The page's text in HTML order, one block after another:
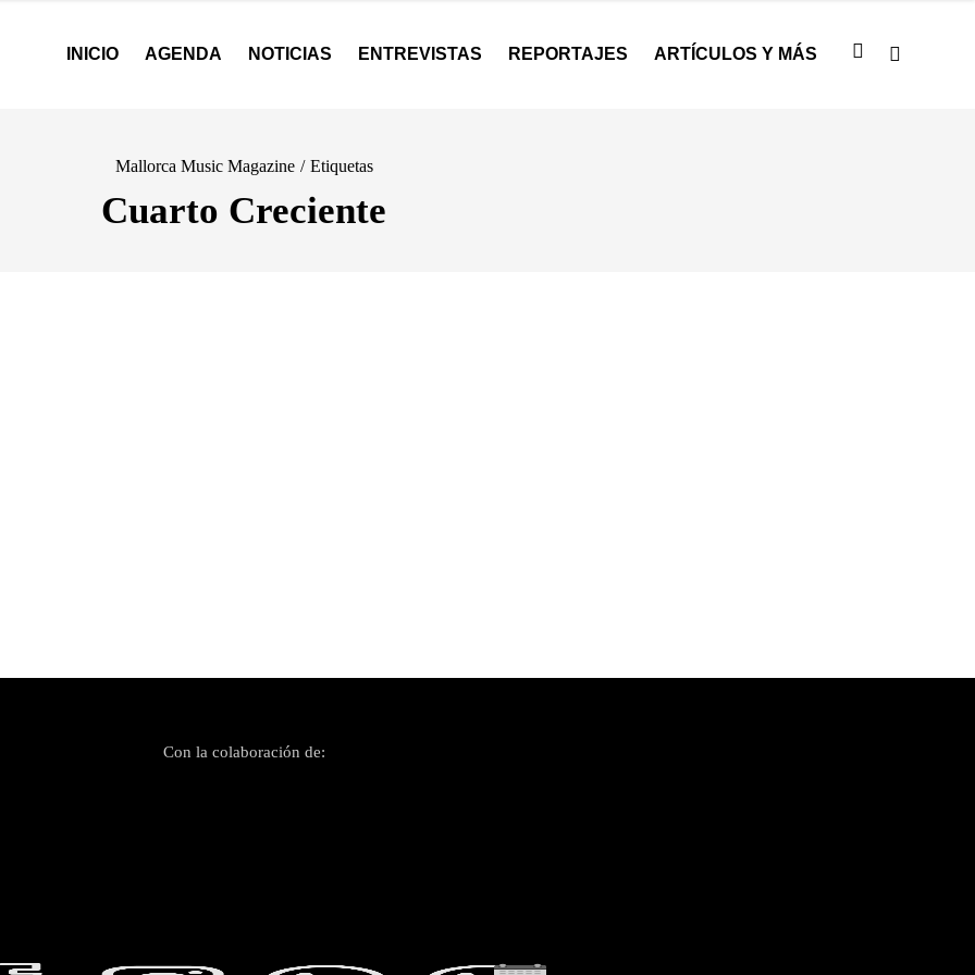
INICIO AGENDA NOTICIAS ENTREVISTAS REPORTAJES ARTÍCULOS Y MÁS
Mallorca Music Magazine / Etiquetas
Cuarto Creciente
Con la colaboración de: